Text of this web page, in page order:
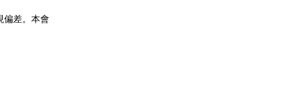
偏差。本會